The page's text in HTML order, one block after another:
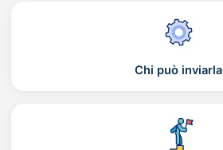
Chi può inviarla